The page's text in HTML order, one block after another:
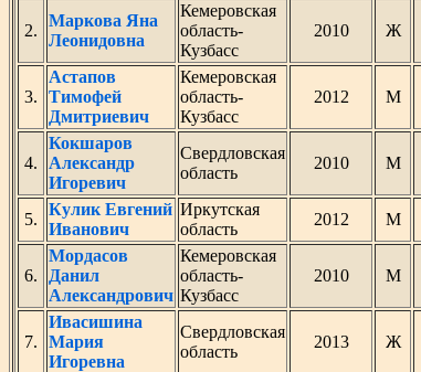
2.
Маркова Яна
Леонидовна
Кемеровская
область-
Кузбасс
2010 Ж
3.
Астапов
Тимофей
Дмитриевич
Кемеровская
область-
Кузбасс
2012 М
4.
Кокшаров
Александр
Игоревич
Свердловская
область
2010 М
5.
Кулик Евгений
Иванович
Иркутская
область
2012 М
6.
Мордасов
Данил
Александрович
Кемеровская
область-
Кузбасс
2010 М
7.
Ивасишина
Мария
Игоревна
Свердловская
область
2013 Ж